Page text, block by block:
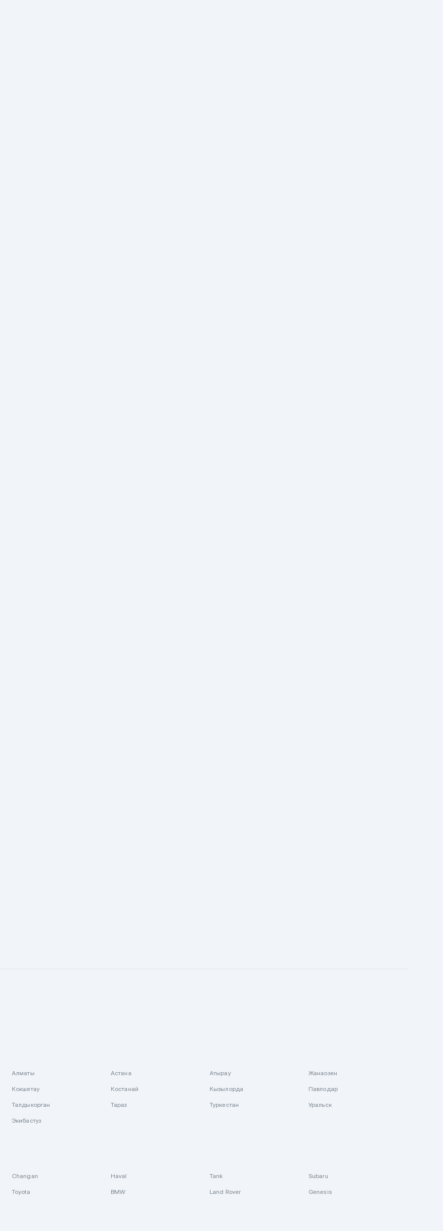
Алматы Астана Атырау Жанаозен
Кокшетау Костанай Кызылорда Павлодар
Талдыкорган Тараз Туркестан Уральск
Экибастуз
Changan Haval Tank Subaru
Toyota BMW Land Rover Genesis